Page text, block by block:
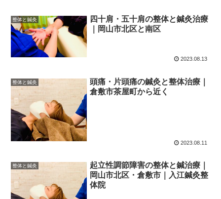
整体と鍼灸
四十肩・五十肩の整体と鍼灸治療
｜岡山市北区と南区
2023.08.13
整体と鍼灸
頭痛・片頭痛の鍼灸と整体治療｜
倉敷市茶屋町から近く
2023.08.11
整体と鍼灸
起立性調節障害の整体と鍼治療｜
岡山市北区・倉敷市｜入江鍼灸整
体院